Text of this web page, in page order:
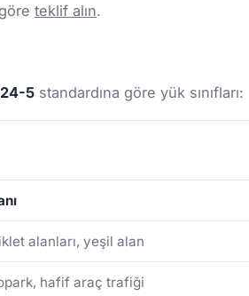
teklif alın.
5 standardına göre yük sınıfları:
alanları, yeşil alan
hafif araç trafiği